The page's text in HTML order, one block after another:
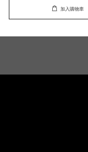
加入購物車